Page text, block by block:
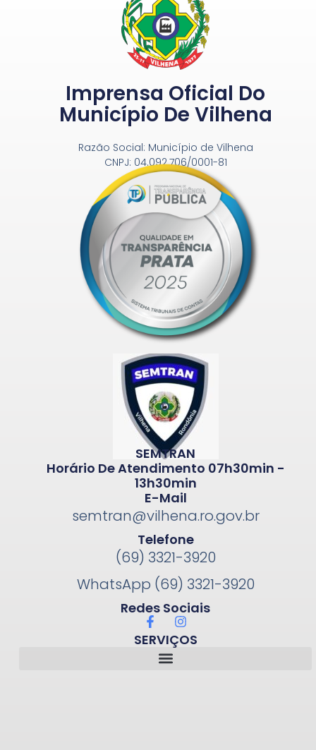
Imprensa Oficial Do
Município De Vilhena
Razão Social: Município de Vilhena
CNPJ: 04.092.706/0001-81
SEMTRAN
Horário De Atendimento 07h30min -
13h30min
E-Mail
semtran@vilhena.ro.gov.br
Telefone
(69) 3321-3920
WhatsApp (69) 3321-3920
Redes Sociais
SERVIÇOS